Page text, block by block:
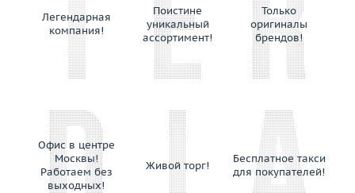
Легендарная
компания!
Поистине
уникальный
ассортимент!
Только
оригиналы
брендов!
Офис в центре
Москвы!
Работаем без
выходных!
Живой торг!
Бесплатное такси
для покупателей!